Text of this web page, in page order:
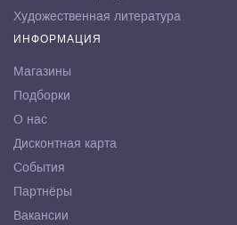
Художественная литература
ИНФОРМАЦИЯ
Магазины
Подборки
О нас
Дисконтная карта
События
Партнёры
Вакансии